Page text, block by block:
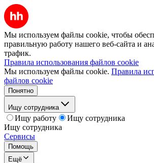
Мы используем файлы cookie, чтобы
правильную работу нашего веб-сайта и
трафик.
Правила использования файлов cookie
Мы используем файлы cookie. Правила
файлов cookie
Понятно
Ищу сотрудника
Ищу работу
Ищу сотрудника
Ищу сотрудника
Сервисы
Помощь
Ещё